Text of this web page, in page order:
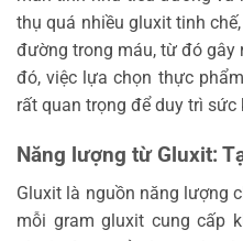
thụ quá nhiều gluxit tinh
đường trong máu, từ đó gây
đó, việc lựa chọn thực
rất quan trọng để duy trì sức
Năng lượng từ Gluxit:
Gluxit là nguồn năng lượng
mỗi gram gluxit cung cấp